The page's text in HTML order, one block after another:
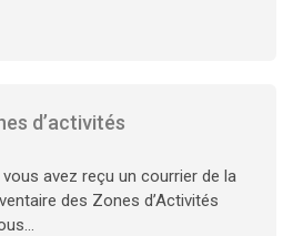
d’activités
avez reçu un courrier de la
des Zones d’Activités